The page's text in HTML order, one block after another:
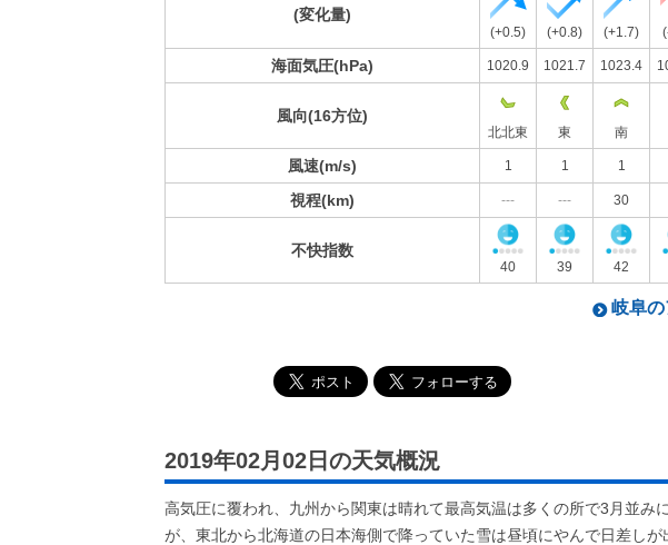
(変化量)
(+0.5) (+0.8) (+1.7)
海面気圧(hPa) 1020.9 1021.7 1023.4
風向(16方位)
北北東 東 南
風速(m/s) 1 1 1
視程(km) --- --- 30
不快指数
40 39 42
岐阜
2019年02月02日の天気概況
高気圧に覆われ、九州から関東は晴れて最高気温は多くの所で3月並み
が、東北から北海道の日本海側で降っていた雪は昼頃にやんで日差し